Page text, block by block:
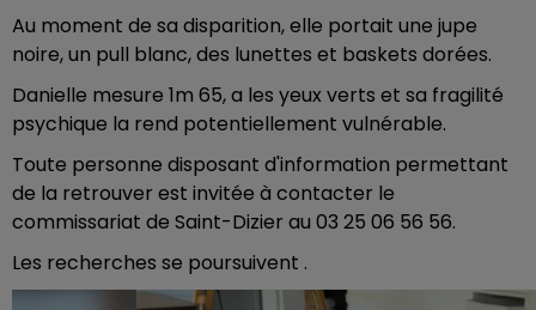
Au moment de sa disparition, elle portait une jupe
noire, un pull blanc, des lunettes et baskets dorées.
Danielle mesure 1m 65, a les yeux verts et sa fragilité
psychique la rend potentiellement vulnérable.
Toute personne disposant d'information permettant
de la retrouver est invitée à contacter le
commissariat de Saint-Dizier au 03 25 06 56 56.
Les recherches se poursuivent .